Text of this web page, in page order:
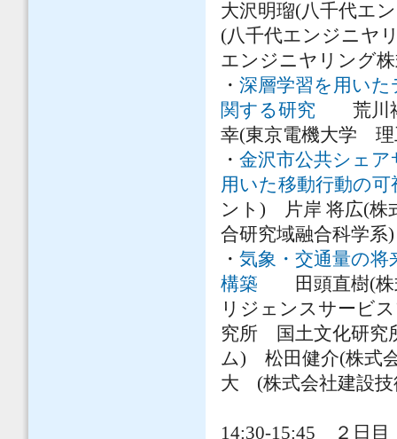
大沢明瑠(八千代エ
(八千代エンジニヤ
エンジニヤリング
・ 深層学習を用い
関する研究 荒川祐
幸(東京電機大学
・ 金沢市公共シェ
用いた移動行動の可
ント) 片岸 将広(株
合研究域融合科学
・ 気象・交通量の将
構築 田頭直樹(株
リジェンスサービ
究所 国土文化研究
ム) 松田健介(株式
大 (株式会社建設
14:30-15:45 ２日